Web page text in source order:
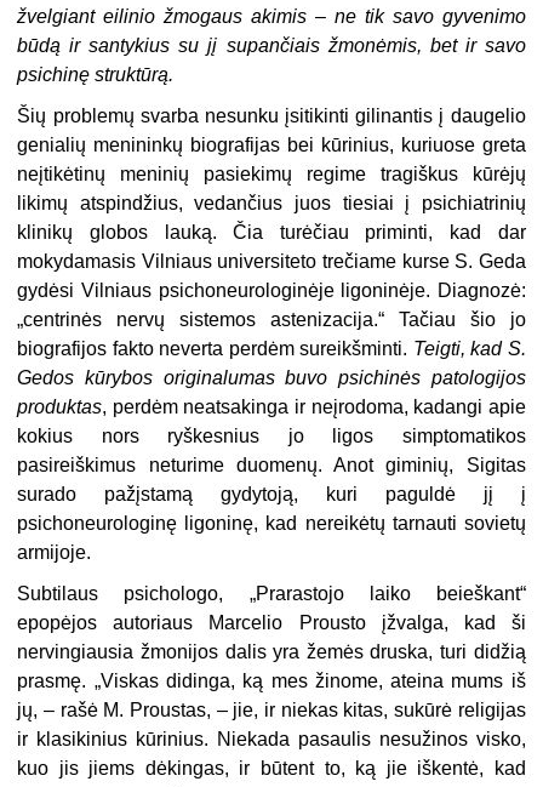
žvelgiant eilinio žmogaus akimis – ne tik savo gyvenimo
būdą ir santykius su jį supančiais žmonėmis, bet ir savo
psichinę struktūrą.
Šių problemų svarba nesunku įsitikinti gilinantis į daugelio
genialių menininkų biografijas bei kūrinius, kuriuose greta
neįtikėtinų meninių pasiekimų regime tragiškus kūrėjų
likimų atspindžius, vedančius juos tiesiai į psichiatrinių
klinikų globos lauką. Čia turėčiau priminti, kad dar
mokydamasis Vilniaus universiteto trečiame kurse S. Geda
gydėsi Vilniaus psichoneurologinėje ligoninėje. Diagnozė:
„centrinės nervų sistemos astenizacija.“ Tačiau šio jo
biografijos fakto neverta perdėm sureikšminti. Teigti, kad S.
Gedos kūrybos originalumas buvo psichinės patologijos
produktas, perdėm neatsakinga ir neįrodoma, kadangi apie
kokius nors ryškesnius jo ligos simptomatikos
pasireiškimus neturime duomenų. Anot giminių, Sigitas
surado pažįstamą gydytoją, kuri paguldė jį į
psichoneurologinę ligoninę, kad nereikėtų tarnauti sovietų
armijoje.
Subtilaus psichologo, „Prarastojo laiko beieškant“
epopėjos autoriaus Marcelio Prousto įžvalga, kad ši
nervingiausia žmonijos dalis yra žemės druska, turi didžią
prasmę. „Viskas didinga, ką mes žinome, ateina mums iš
jų, – rašė M. Proustas, – jie, ir niekas kitas, sukūrė religijas
ir klasikinius kūrinius. Niekada pasaulis nesužinos visko,
kuo jis jiems dėkingas, ir būtent to, ką jie iškentė, kad